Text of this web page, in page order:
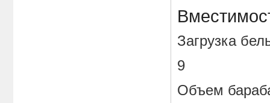
Загрузка
9
Объем